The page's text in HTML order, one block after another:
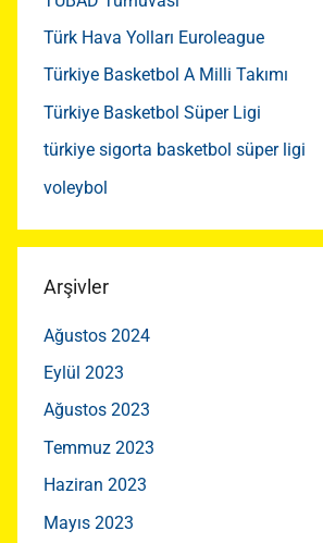
Türk Hava Yolları Euroleague
Türkiye Basketbol A Milli Takımı
Türkiye Basketbol Süper Ligi
türkiye sigorta basketbol süper ligi
voleybol
Arşivler
Ağustos 2024
Eylül 2023
Ağustos 2023
Temmuz 2023
Haziran 2023
Mayıs 2023